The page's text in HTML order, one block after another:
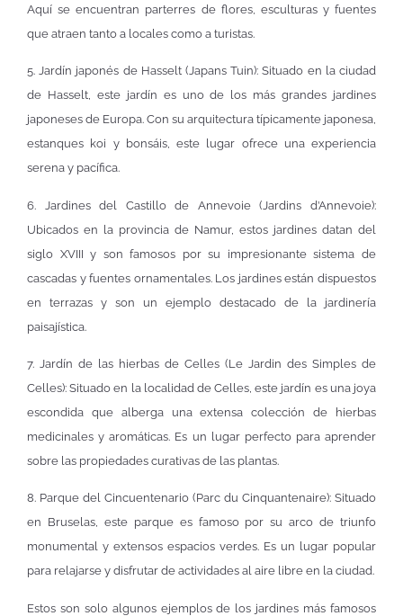
Aquí se encuentran parterres de flores, esculturas y fuentes
que atraen tanto a locales como a turistas.
5. Jardín japonés de Hasselt (Japans Tuin): Situado en la ciudad
de Hasselt, este jardín es uno de los más grandes jardines
japoneses de Europa. Con su arquitectura típicamente japonesa,
estanques koi y bonsáis, este lugar ofrece una experiencia
serena y pacífica.
6. Jardines del Castillo de Annevoie (Jardins d’Annevoie):
Ubicados en la provincia de Namur, estos jardines datan del
siglo XVIII y son famosos por su impresionante sistema de
cascadas y fuentes ornamentales. Los jardines están dispuestos
en terrazas y son un ejemplo destacado de la jardinería
paisajística.
7. Jardín de las hierbas de Celles (Le Jardin des Simples de
Celles): Situado en la localidad de Celles, este jardín es una joya
escondida que alberga una extensa colección de hierbas
medicinales y aromáticas. Es un lugar perfecto para aprender
sobre las propiedades curativas de las plantas.
8. Parque del Cincuentenario (Parc du Cinquantenaire): Situado
en Bruselas, este parque es famoso por su arco de triunfo
monumental y extensos espacios verdes. Es un lugar popular
para relajarse y disfrutar de actividades al aire libre en la ciudad.
Estos son solo algunos ejemplos de los jardines más famosos